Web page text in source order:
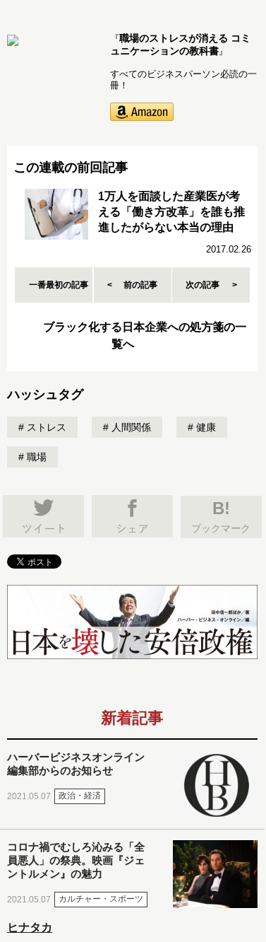
『職場のストレスが消える コミ
ュニケーションの教科書』
すべてのビジネスパーソン必読の一
冊！
この連載の前回記事
1万人を面談した産業医が考
える「働き方改革」を誰も推
進したがらない本当の理由
2017.02.26
一番最初の記事 前の記事 次の記事
ブラック化する日本企業への処方箋の一
覧へ
ハッシュタグ
ストレス 人間関係 健康
職場
B!
ブックマーク
新着記事
ハーバービジネスオンライン
編集部からのお知らせ
2021.05.07 政治・経済
コロナ禍でむしろ沁みる「全
員悪人」の祭典。映画『ジェ
ントルメン』の魅力
2021.05.07 カルチャー・スポーツ
ヒナタカ